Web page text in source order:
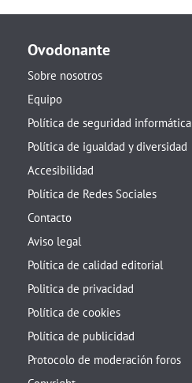
Ovodonante
Sobre nosotros
Equipo
Política de seguridad informática
Política de igualdad y diversidad
Accesibilidad
Política de Redes Sociales
Contacto
Aviso legal
Política de calidad editorial
Politica de privacidad
Política de cookies
Política de publicidad
Protocolo de moderación foros